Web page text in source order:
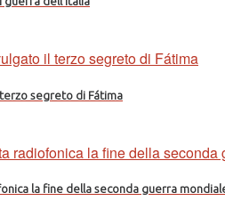
segreto di Fátima
la fine della seconda guerra